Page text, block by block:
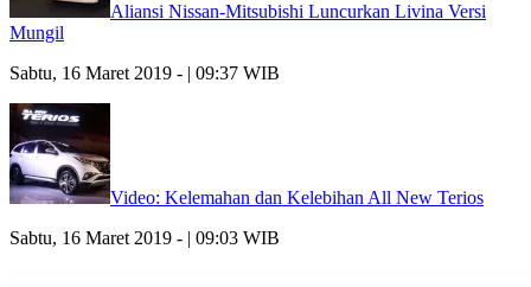
Aliansi Nissan-Mitsubishi Luncurkan Livina Versi
Mungil
Sabtu, 16 Maret 2019 - | 09:37 WIB
Video: Kelemahan dan Kelebihan All New Terios
Sabtu, 16 Maret 2019 - | 09:03 WIB